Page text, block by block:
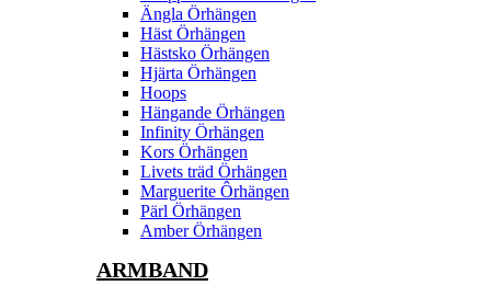
Ängla Örhängen
Häst Örhängen
Hästsko Örhängen
Hjärta Örhängen
Hoops
Hängande Örhängen
Infinity Örhängen
Kors Örhängen
Livets träd Örhängen
Marguerite Ôrhängen
Pärl Örhängen
Amber Örhängen
ARMBAND